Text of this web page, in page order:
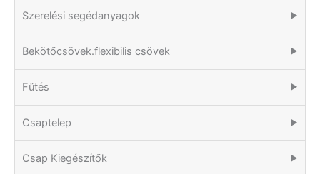
Szerelési segédanyagok ▶
Bekötőcsövek.flexibilis csövek ▶
Fűtés ▶
Csaptelep ▶
Csap Kiegészítők ▶